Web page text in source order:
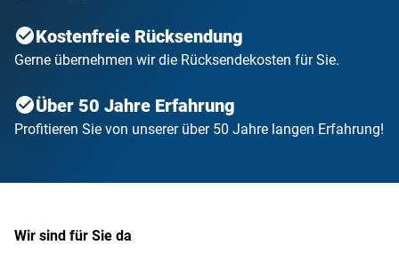
Kostenfreie Rücksendung
Gerne übernehmen wir die Rücksendekosten für Sie.
Über 50 Jahre Erfahrung
Profitieren Sie von unserer über 50 Jahre langen Erfahrung!
Wir sind für Sie da